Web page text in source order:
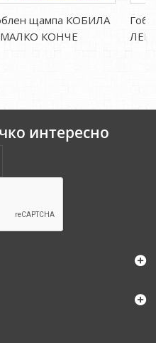
щампа КОБИЛА
КОНЧЕ
интересно